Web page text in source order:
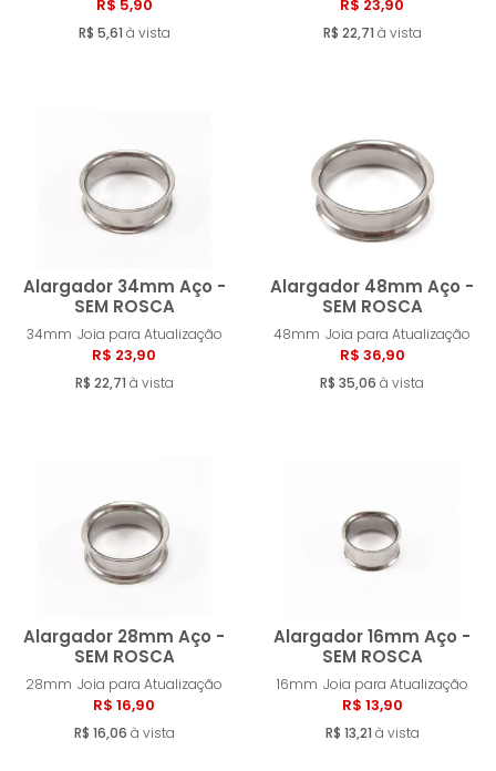
R$ 5,90
R$ 5,61 à vista
R$ 23,90
R$ 22,71 à vista
Alargador 34mm Aço -
SEM ROSCA
34mm Joia para Atualização
R$ 23,90
R$ 22,71 à vista
Comprar
Alargador 48mm Aço -
SEM ROSCA
48mm Joia para Atualização
R$ 36,90
R$ 35,06 à vista
Alargador 28mm Aço -
SEM ROSCA
28mm Joia para Atualização
R$ 16,90
R$ 16,06 à vista
Comprar
Alargador 16mm Aço -
SEM ROSCA
16mm Joia para Atualização
R$ 13,90
R$ 13,21 à vista